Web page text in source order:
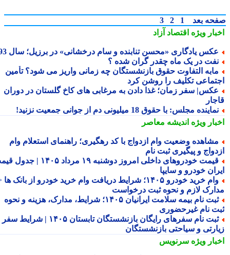
بعد 1
2
3
ویژهاقتصاد آزاد
یادگاری «محسن تنابنده و سام درخشانی» در برزیل؛ سال 93
در یک ماه چقدر گران شده ؟
التفاوت حقوق بازنشستگان چه زمانی واریز می شود؟ تأمین
تکلیف را روشن کرد
سفر زمان؛ غذا دادن به مرغابی های کاخ گلستان در دوران
مجلس: با حقوق 18 میلیونی دم از جوانی جمعیت نزنید!
ویژهاندیشه معاصر
وضعیت وام ازدواج با کد رهگیری؛ راهنمای استعلام وام
و پیگیری ثبت نام
قیمت خودروهای داخلی امروز دوشنبه ۱۹ مرداد ۱۴۰۵ | جدول قیمت
خودرو و سایپا
وام خرید خودرو ۱۴۰۵؛ شرایط دریافت وام خرید خودرو از بانک ها +
لازم و نحوه ثبت درخواست
ثبت نام بیمه سلامت ایرانیان ۱۴۰۵؛ شرایط، مدارک، هزینه و نحوه
نام غیرحضوری
ثبت نام سفرهای رایگان بازنشستگان تابستان ۱۴۰۵ | شرایط سفر
و سیاحتی بازنشستگان
ویژهسرنویس